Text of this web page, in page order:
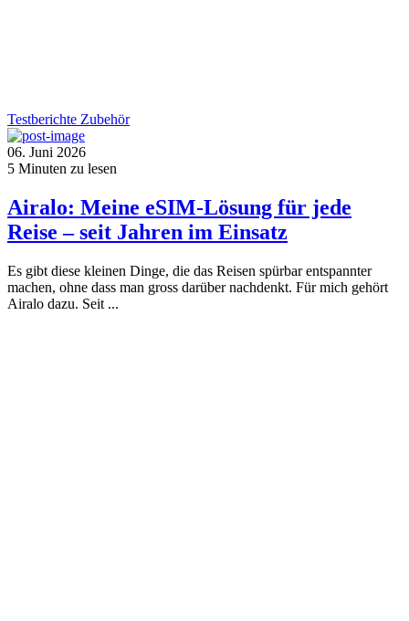
Testberichte Zubehör
06. Juni 2026
5 Minuten zu lesen
Airalo: Meine eSIM-Lösung für jede
Reise – seit Jahren im Einsatz
Es gibt diese kleinen Dinge, die das Reisen spürbar entspannter
machen, ohne dass man gross darüber nachdenkt. Für mich gehört
Airalo dazu. Seit ...